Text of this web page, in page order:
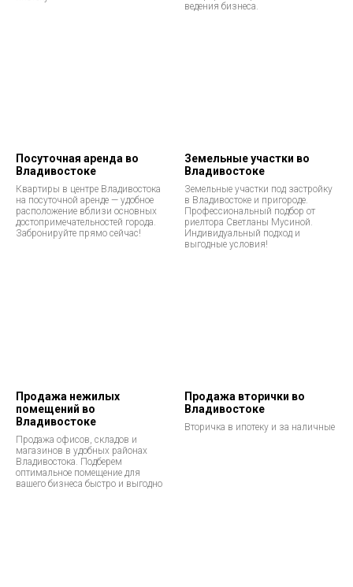
ведения бизнеса.
Посуточная аренда во
Владивостоке
Квартиры в центре Владивостока
на посуточной аренде — удобное
расположение вблизи основных
достопримечательностей города.
Забронируйте прямо сейчас!
Земельные участки во
Владивостоке
Земельные участки под застройку
в Владивостоке и пригороде.
Профессиональный подбор от
риелтора Светланы Мусиной.
Индивидуальный подход и
выгодные условия!
Продажа нежилых
помещений во
Владивостоке
Продажа офисов, складов и
магазинов в удобных районах
Владивостока. Подберем
оптимальное помещение для
вашего бизнеса быстро и выгодно
Продажа вторички во
Владивостоке
Вторичка в ипотеку и за наличные